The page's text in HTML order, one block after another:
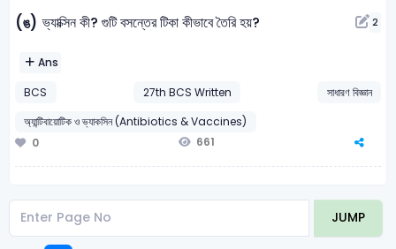
(ঙ) ভ্যাক্সিন কী? গুটি বসন্তের টিকা কীভাবে তৈরি হয়? 2
Ans
BCS
27th BCS Written
সাধারণ বিজ্ঞান
অ্যান্টিবায়োটিক ও ভ্যাকসিন (Antibiotics & Vaccines)
0
661
JUMP